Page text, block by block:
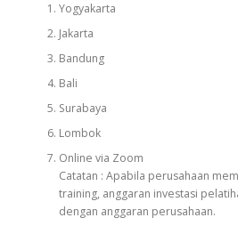
Yogyakarta
Jakarta
Bandung
Bali
Surabaya
Lombok
Online via Zoom
Catatan : Apabila perusahaan
training, anggaran investasi
dengan anggaran perusahaan.